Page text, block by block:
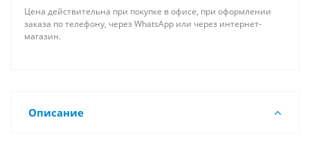
Цена действительна при покупке в офисе, при оформлении
заказа по телефону, через WhatsApp или через интернет-
магазин.
Описание